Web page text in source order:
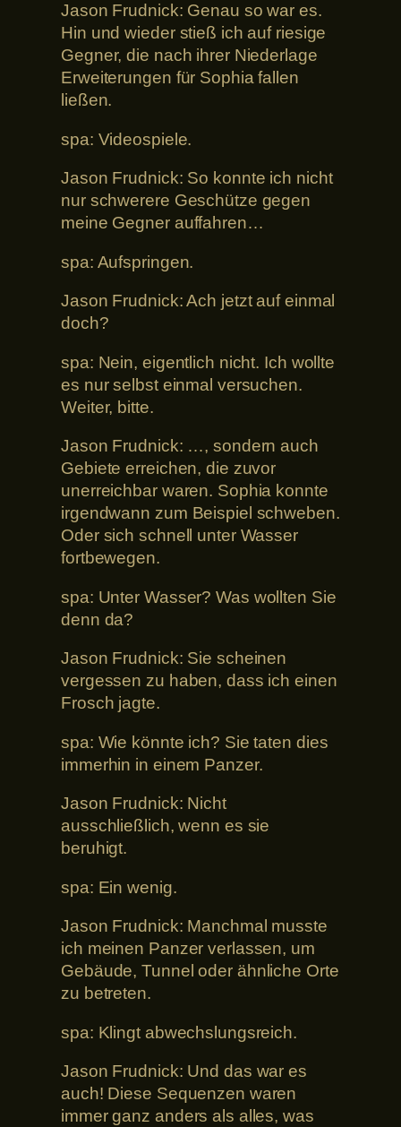
Jason Frudnick: Genau so war es.
Hin und wieder stieß ich auf riesige
Gegner, die nach ihrer Niederlage
Erweiterungen für Sophia fallen
ließen.
spa: Videospiele.
Jason Frudnick: So konnte ich nicht
nur schwerere Geschütze gegen
meine Gegner auffahren…
spa: Aufspringen.
Jason Frudnick: Ach jetzt auf einmal
doch?
spa: Nein, eigentlich nicht. Ich wollte
es nur selbst einmal versuchen.
Weiter, bitte.
Jason Frudnick: …, sondern auch
Gebiete erreichen, die zuvor
unerreichbar waren. Sophia konnte
irgendwann zum Beispiel schweben.
Oder sich schnell unter Wasser
fortbewegen.
spa: Unter Wasser? Was wollten Sie
denn da?
Jason Frudnick: Sie scheinen
vergessen zu haben, dass ich einen
Frosch jagte.
spa: Wie könnte ich? Sie taten dies
immerhin in einem Panzer.
Jason Frudnick: Nicht
ausschließlich, wenn es sie
beruhigt.
spa: Ein wenig.
Jason Frudnick: Manchmal musste
ich meinen Panzer verlassen, um
Gebäude, Tunnel oder ähnliche Orte
zu betreten.
spa: Klingt abwechslungsreich.
Jason Frudnick: Und das war es
auch! Diese Sequenzen waren
immer ganz anders als alles, was